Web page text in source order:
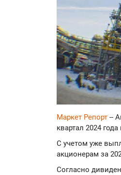
Маркет Репорт --
квартал 2024
С учетом уже
акционерам за
Согласно